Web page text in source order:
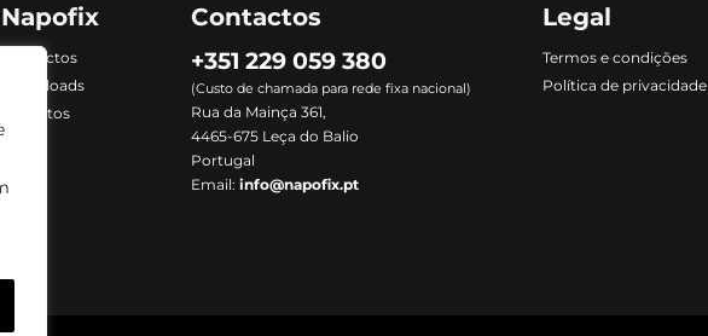
Napofix
Contactos
Downloads
Produtos
Contactos
+351 229 059 380
(Custo de chamada para rede fixa nacional)
Rua da Mainça 361,
4465-675 Leça do Balio
Portugal
Email:info@napofix.pt
Legal
Termos e condições
Política de privacidade